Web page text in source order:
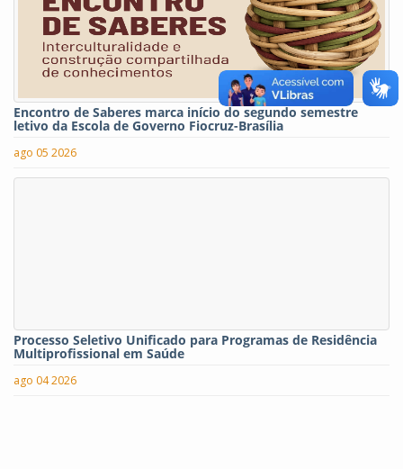
Encontro de Saberes marca início do segundo semestre
letivo da Escola de Governo Fiocruz-Brasília
ago 05 2026
Processo Seletivo Unificado para Programas de Residência
Multiprofissional em Saúde
ago 04 2026